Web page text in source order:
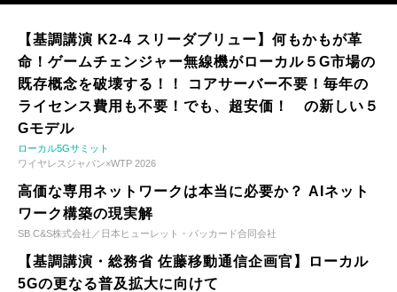
【基調講演 K2-4 スリーダブリュー】何もかもが革
命！ゲームチェンジャー無線機がローカル５G市場の
既存概念を破壊する！！ コアサーバー不要！毎年の
ライセンス費用も不要！でも、超安価！ の新しい５
Gモデル
ローカル5Gサミット
ワイヤレスジャパン×WTP 2026
高価な専用ネットワークは本当に必要か？ AIネット
ワーク構築の現実解
SB C&S株式会社／日本ヒューレット・パッカード合同会社
【基調講演・総務省 佐藤移動通信企画官】ローカル
5Gの更なる普及拡大に向けて